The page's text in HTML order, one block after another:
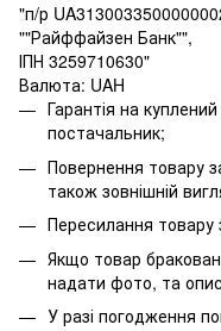
"п/р
""Райффайзен Банк"",
ІПН 3259710630"
Валюта: UAH
Гарантія на
постачальник;
Повернення товару
також зовнішній
Пересилання товару
Якщо товар
надати фото, та
У разі погодження